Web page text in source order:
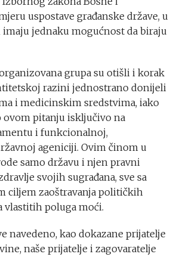
uspostave građanske države, u
jednaku mogućnost da biraju
grupa su otišli i korak
razini jednostrano donijeli
i medicinskim sredstvima, iako
ovom pitanju isključivo na
i funkcionalnoj,
ageniciji. Ovim činom u
samo državu i njen pravni
svojih sugrađana, sve sa
ciljem zaoštravanja političkih
vlastitih poluga moći.
navedeno, kao dokazane prijatelje
naše prijatelje i zagovaratelje